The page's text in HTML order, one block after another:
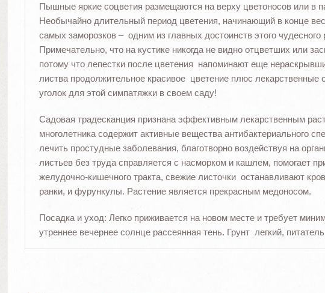
Пышные яркие соцветия размещаются на верху цветоносов или в
Необычайно длительный период цветения, начинающий в конце
самых заморозков – одним из главных достоинств этого чудесного
Примечательно, что на кустике никогда не видно отцветших или
потому что лепестки после цветения напоминают еще
листва продолжительное красивое цветение плюс лекарственные
уголок для этой симпатяжки в своем саду!
Садовая традесканция признана эффективным лекарственным
многолетника содержит активные вещества антибактериального
лечить простудные заболевания, благотворно воздействуя на
листьев без труда справляется с насморком и кашлем, помогает
желудочно-кишечного тракта, свежие листочки останавливают
ранки, и фурункулы. Растение является прекрасным медоносом.
Посадка и уход: Легко приживается на новом месте и требует
утреннее вечернее солнце рассеянная тень. Грунт легкий,